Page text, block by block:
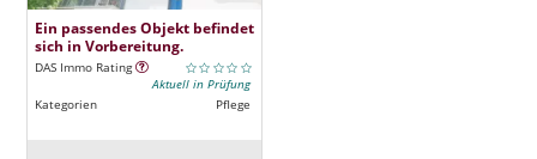
Ein passendes Objekt befindet
sich in Vorbereitung.
DAS Immo Rating
Aktuell in Prüfung
Kategorien
Pflege